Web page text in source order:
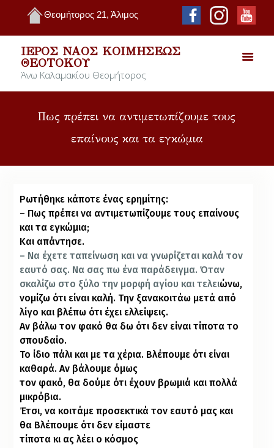
Θεομήτορος 21, Άλιμος
ΙΕΡΌΣ ΝΑΌΣ ΚΟΙΜΉΣΕΩΣ
ΘΕΟΤΌΚΟΥ
Άνω Καλαμακίου Θεομήτορος
Πως πρέπει να αντιμετωπίζουμε τους
επαίνους και τα εγκώμια
Ρωτήθηκε κάποτε ένας ερημίτης:
– Πως πρέπει να αντιμετωπίζουμε τους επαίνους
και τα εγκώμια;
Και απάντησε.
– Να έχετε ταπείνωση και να γνωρίζεται καλά τον
εαυτό σας. Να σας πω ένα παράδειγμα. Όταν
σκαλίζω στο ξύλο την μορφή αγίου και τελειώνω,
νομίζω ότι είναι καλή. Την ξανακοιτάω μετά από
λίγο και βλέπω ότι έχει ελλείψεις.
Αν βάλω τον φακό θα δω ότι δεν είναι τίποτα το
σπουδαίο.
Το ίδιο πάλι και με τα χέρια. Βλέπουμε ότι είναι
καθαρά. Αν βάλουμε όμως
τον φακό, θα δούμε ότι έχουν βρωμιά και πολλά
μικρόβια.
Έτσι, να κοιτάμε προσεκτικά τον εαυτό μας και
θα Βλέπουμε ότι δεν είμαστε
τίποτα κι ας λέει ο κόσμος